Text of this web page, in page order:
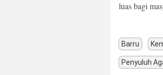
luas bagi
Barru
Penyuluh